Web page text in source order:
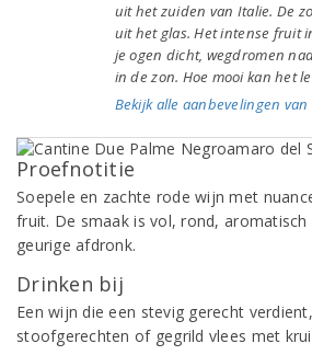
uit het zuiden van Italie. De
uit het glas. Het intense fruit
je ogen dicht, wegdromen
in de zon. Hoe mooi kan het
Bekijk alle aanbevelingen van
Proefnotitie
Soepele en zachte rode wijn met
fruit. De smaak is vol, rond,
geurige afdronk.
Drinken bij
Een wijn die een stevig gerecht
stoofgerechten of gegrild vlees met